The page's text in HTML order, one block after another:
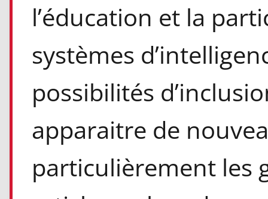
l’éducation et la
systèmes
possibilités
apparaitre de
particulièrement les